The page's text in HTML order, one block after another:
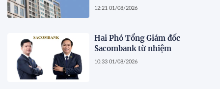
12:21 01/08/2026
Hai Phó Tổng Giám đốc
Sacombank từ nhiệm
10:33 01/08/2026